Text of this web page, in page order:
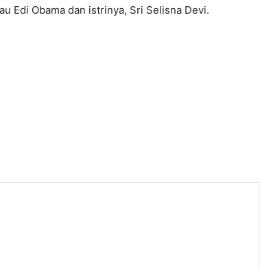
Edi Obama dan istrinya, Sri Selisna Devi.